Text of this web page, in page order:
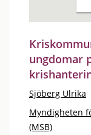
ungdomar
Sjöberg Ulrika
Myndigheten
(MSB)